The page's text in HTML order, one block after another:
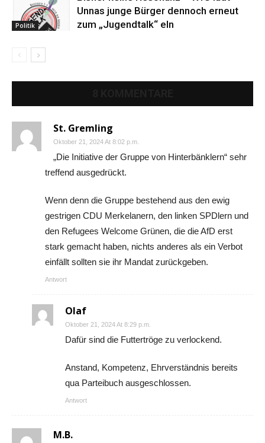
Politik
Unnas junge Bürger dennoch erneut
zum „Jugendtalk“ eln
St. Gremling
Oktober 21, 2024 At 8:02 p.m.
„Die Initiative der Gruppe von Hinterbänklern“ sehr
treffend ausgedrückt.
Wenn denn die Gruppe bestehend aus den ewig
gestrigen CDU Merkelanern, den linken SPDlern und
den Refugees Welcome Grünen, die die AfD erst
stark gemacht haben, nichts anderes als ein Verbot
einfällt sollten sie ihr Mandat zurückgeben.
Antwort
Olaf
Oktober 21, 2024 At 8:29 p.m.
Dafür sind die Futtertröge zu verlockend.
Anstand, Kompetenz, Ehrverständnis bereits
qua Parteibuch ausgeschlossen.
Antwort
M.B.